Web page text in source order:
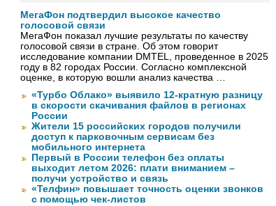
МегаФон подтвердил высокое качество
голосовой связи
МегаФон показал лучшие результаты по качеству
голосовой связи в стране. Об этом говорит
исследование компании DMTEL, проведенное в 2025
году в 82 городах России. Согласно комплексной
оценке, в которую вошли анализ качества …
«Турбо Облако» выявило 12-кратную разницу
в скорости скачивания файлов в регионах
России
Жители 15 российских городов получили
доступ к парковочным сервисам без
мобильного интернета
Первый в России телефон без оплаты
выходит летом 2026: плати вниманием –
получи устройство и связь
«Телфин» повышает точность оценки звонков
с помощью чек-листов